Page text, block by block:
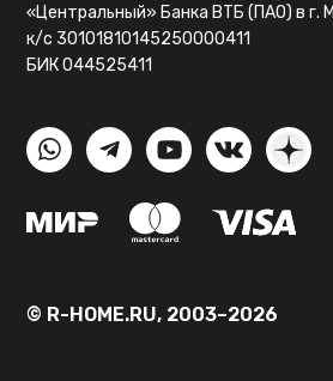
«Центральный» Банка ВТБ (ПАО) в г.
к/с 30101810145250000411
БИК 044525411
© R-HOME.RU, 2003–2026